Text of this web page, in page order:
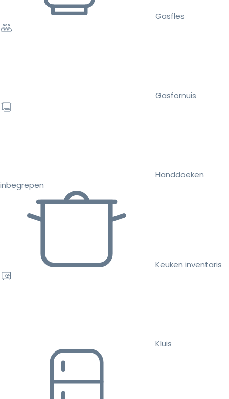
Gasfles
Gasfornuis
Handdoeken
inbegrepen
Keuken inventaris
Kluis